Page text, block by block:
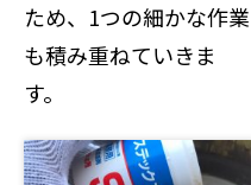
ため、1つの細かな作業
も積み重ねていきま
す。